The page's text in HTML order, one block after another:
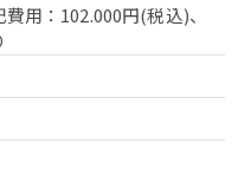
用：102.000円(税込)、